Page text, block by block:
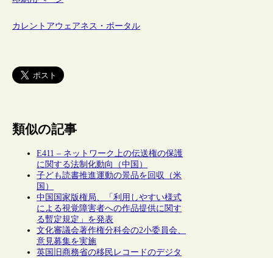
カレントアウェアネス・ポータル
類似の記事
E411 – ネットワーク上の伝送権の保護
に関する法制化動向（中国）
子ども読書推進運動の景品を回収（米
国）
中国国家版権局、「利用しやすい様式
による視覚障害者への作品提供に関す
る暫定規定」を発表
文化審議会著作権分科会の2小委員会、
意見募集を実施
英国旧商務省の移民レコードのデジタ